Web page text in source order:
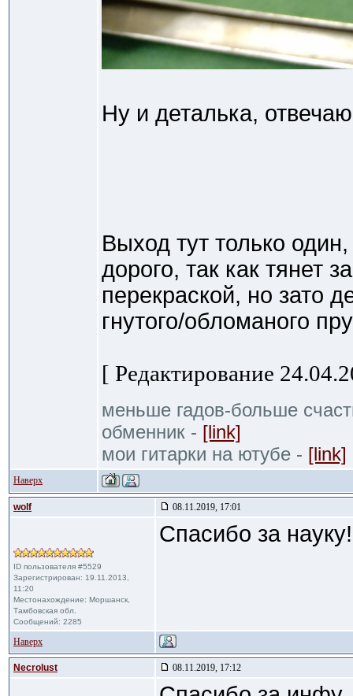
Ну и деталька,
Выход тут только
дорого, так как тянет
перекраской, но зато
гнутого/обломаного
[ Редактирование
меньше гадов-больше
обменник - [link]
мои гитарки на ютубе - [link]
Наверх
wolf 08.11.2019, 17:01
ID пользователя #5529
Зарегистрирован: 19.11.2013,
11:20
Местонахождение: Моршанск,
Тамбовская обл.
Сообщений: 2285
Спасибо за науку!
Наверх
Necrolust 08.11.2019, 17:12